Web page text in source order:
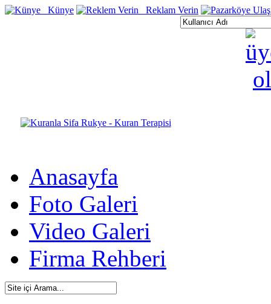
Künye Reklam Verin
Anasayfa
Foto Galeri
Video Galeri
Firma Rehberi